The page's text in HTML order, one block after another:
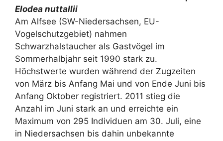
Elodea nuttallii
Am Alfsee (SW-Niedersachsen, EU-
Vogelschutzgebiet) nahmen
Schwarzhalstaucher als Gastvögel im
Sommerhalbjahr seit 1990 stark zu.
Höchstwerte wurden während der Zugzeiten
von März bis Anfang Mai und von Ende Juni bis
Anfang Oktober registriert. 2011 stieg die
Anzahl im Juni stark an und erreichte ein
Maximum von 295 Individuen am 30. Juli, eine
in Niedersachsen bis dahin unbekannte